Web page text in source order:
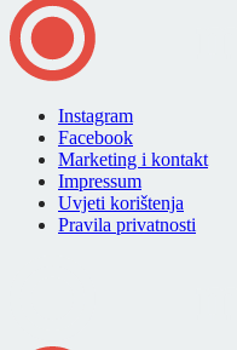
Instagram
Facebook
Marketing i kontakt
Impressum
Uvjeti korištenja
Pravila privatnosti